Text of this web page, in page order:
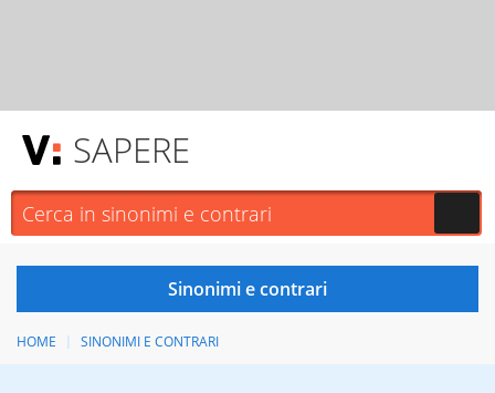
SAPERE
HOME SINONIMI E CONTRARI